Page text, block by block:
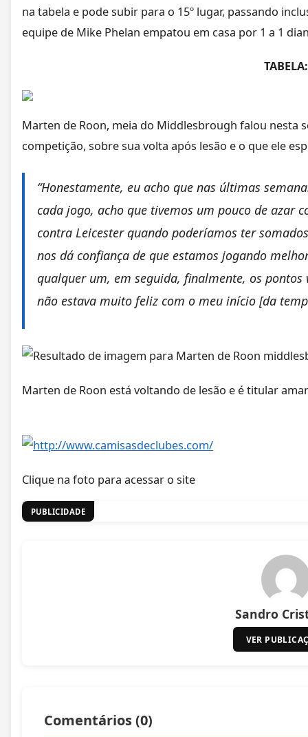
na tabela e pode subir para o 15º lugar, passando
equipe de Mike Phelan empatou em casa por 1 a 1
TABELA:
Marten de Roon, meia do Middlesbrough falou nesta
competição, sobre sua volta após lesão e o que ele
“Honestamente, eu acho que nas últimas
cada jogo, acho que tivemos um pouco de azar
contra Leicester quando poderíamos ter
nos dá confiança de que estamos jogando
qualquer um, em seguida, finalmente, os
não estava muito feliz com o meu início [da
Marten de Roon está voltando de lesão e é titular
Clique na foto para acessar o site
PUBLICIDADE
Sandro
VER
Comentários (0)